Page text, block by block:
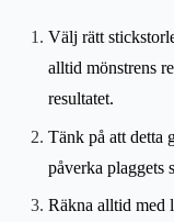
Välj rätt
alltid mönstrens
resultatet.
Tänk på att detta
påverka plaggets
Räkna alltid med